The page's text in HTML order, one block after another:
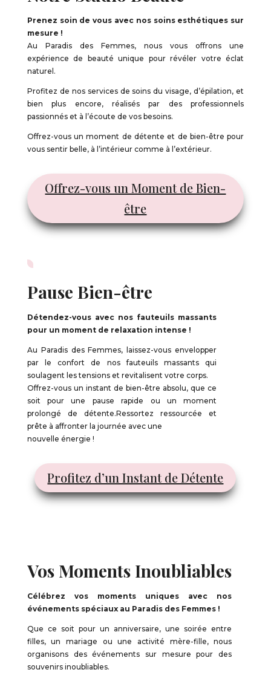
Prenez soin de vous avec nos soins esthétiques sur
mesure !
Au Paradis des Femmes, nous vous offrons une
expérience de beauté unique pour révéler votre éclat
naturel.
Profitez de nos services de soins du visage, d’épilation, et
bien plus encore, réalisés par des professionnels
passionnés et à l’écoute de vos besoins.
Offrez-vous un moment de détente et de bien-être pour
vous sentir belle, à l’intérieur comme à l’extérieur.
Offrez-vous un Moment de Bien-
être
Pause Bien-être
Détendez-vous avec nos fauteuils massants
pour un moment de relaxation intense !
Au Paradis des Femmes, laissez-vous envelopper
par le confort de nos fauteuils massants qui
soulagent les tensions et revitalisent votre corps.
Offrez-vous un instant de bien-être absolu, que ce
soit pour une pause rapide ou un moment
prolongé de détente.Ressortez ressourcée et
prête à affronter la journée avec une
nouvelle énergie !
Profitez d’un Instant de Détente
Vos Moments Inoubliables
Célébrez vos moments uniques avec nos
événements spéciaux au Paradis des Femmes !
Que ce soit pour un anniversaire, une soirée entre
filles, un mariage ou une activité mère-fille, nous
organisons des événements sur mesure pour des
souvenirs inoubliables.